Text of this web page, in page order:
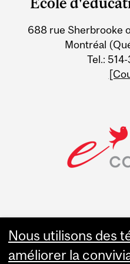
Information
688 rue Sherbrooke
Montréal
Tel.:
Faculty Links
Nous utilisons des
améliorer la